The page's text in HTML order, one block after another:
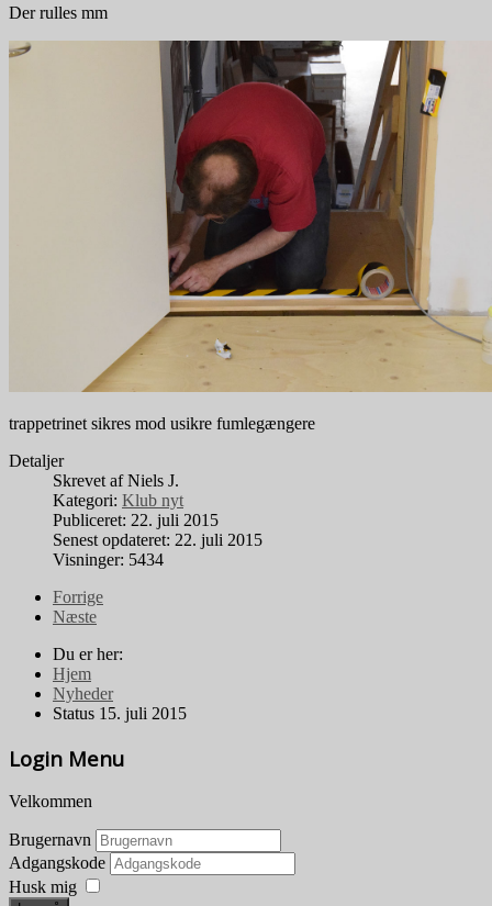
Der rulles mm
trappetrinet sikres mod usikre fumlegængere
Detaljer
Skrevet afNiels J.
Kategori: Klub nyt
Publiceret: 22. juli 2015
Senest opdateret: 22. juli 2015
Visninger: 5434
Forrige
Næste
Du er her:
Hjem
Nyheder
Status 15. juli 2015
Login Menu
Velkommen
Brugernavn
Adgangskode
Husk mig